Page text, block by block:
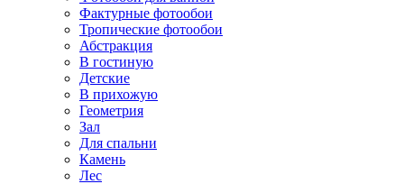
Фактурные фотообои
Тропические фотообои
Абстракция
В гостиную
Детские
В прихожую
Геометрия
Зал
Для спальни
Камень
Лес